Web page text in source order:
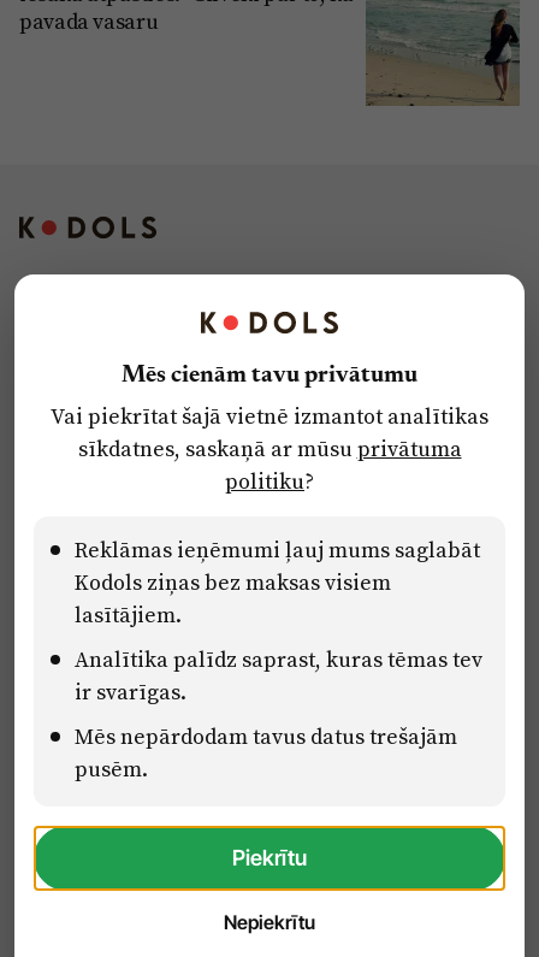
pavada vasaru
Privātuma politika
Ētikas kodekss
Pārredzamības paziņojumi
Eiropas Savienības Atveseļošanas un noturības mehānisma plāna
2.2. reformu un investīciju virziena “Uzņēmumu digitālā
transformācija un inovācijas” 2.2.1.5.i. investīcijas “Mediju nozares
uzņēmumu digitālās transformācijas veicināšana” pasākuma
“Mācības mediju nozares speciālistu digitālās kompetences un
zināšanu pilnveidošanai” projektā Latvijas Mediju nozares
kompetenču centrs (2.2.1.5.i.0/2/24/A/CFLA/001).
Mēs cienām tavu privātumu
Vai piekrītat šajā vietnē izmantot analītikas
sīkdatnes, saskaņā ar mūsuprivātuma
politiku?
Reklāmas ieņēmumi ļauj mums saglabāt
Kodols ziņas bez maksas visiem
lasītājiem.
Analītika palīdz saprast, kuras tēmas tev
ir svarīgas.
Mēs nepārdodam tavus datus trešajām
pusēm.
Piekrītu
Nepiekrītu